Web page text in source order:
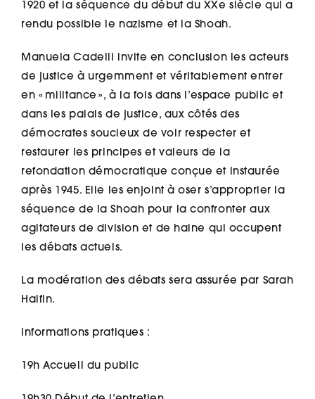
1920 et la séquence du début du XXe siècle qui a
rendu possible le nazisme et la Shoah.
Manuela Cadelli invite en conclusion les acteurs
de justice à urgemment et véritablement entrer
en « militance », à la fois dans l’espace public et
dans les palais de justice, aux côtés des
démocrates soucieux de voir respecter et
restaurer les principes et valeurs de la
refondation démocratique conçue et instaurée
après 1945. Elle les enjoint à oser s’approprier la
séquence de la Shoah pour la confronter aux
agitateurs de division et de haine qui occupent
les débats actuels.
La modération des débats sera assurée par Sarah
Halfin.
informations pratiques :
19h Accueil du public